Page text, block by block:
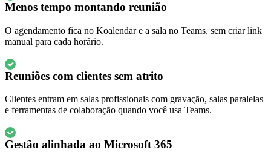
Menos tempo montando reunião
O agendamento fica no Koalendar e a sala no Teams, sem criar link
manual para cada horário.
Reuniões com clientes sem atrito
Clientes entram em salas profissionais com gravação, salas paralelas
e ferramentas de colaboração quando você usa Teams.
Gestão alinhada ao Microsoft 365